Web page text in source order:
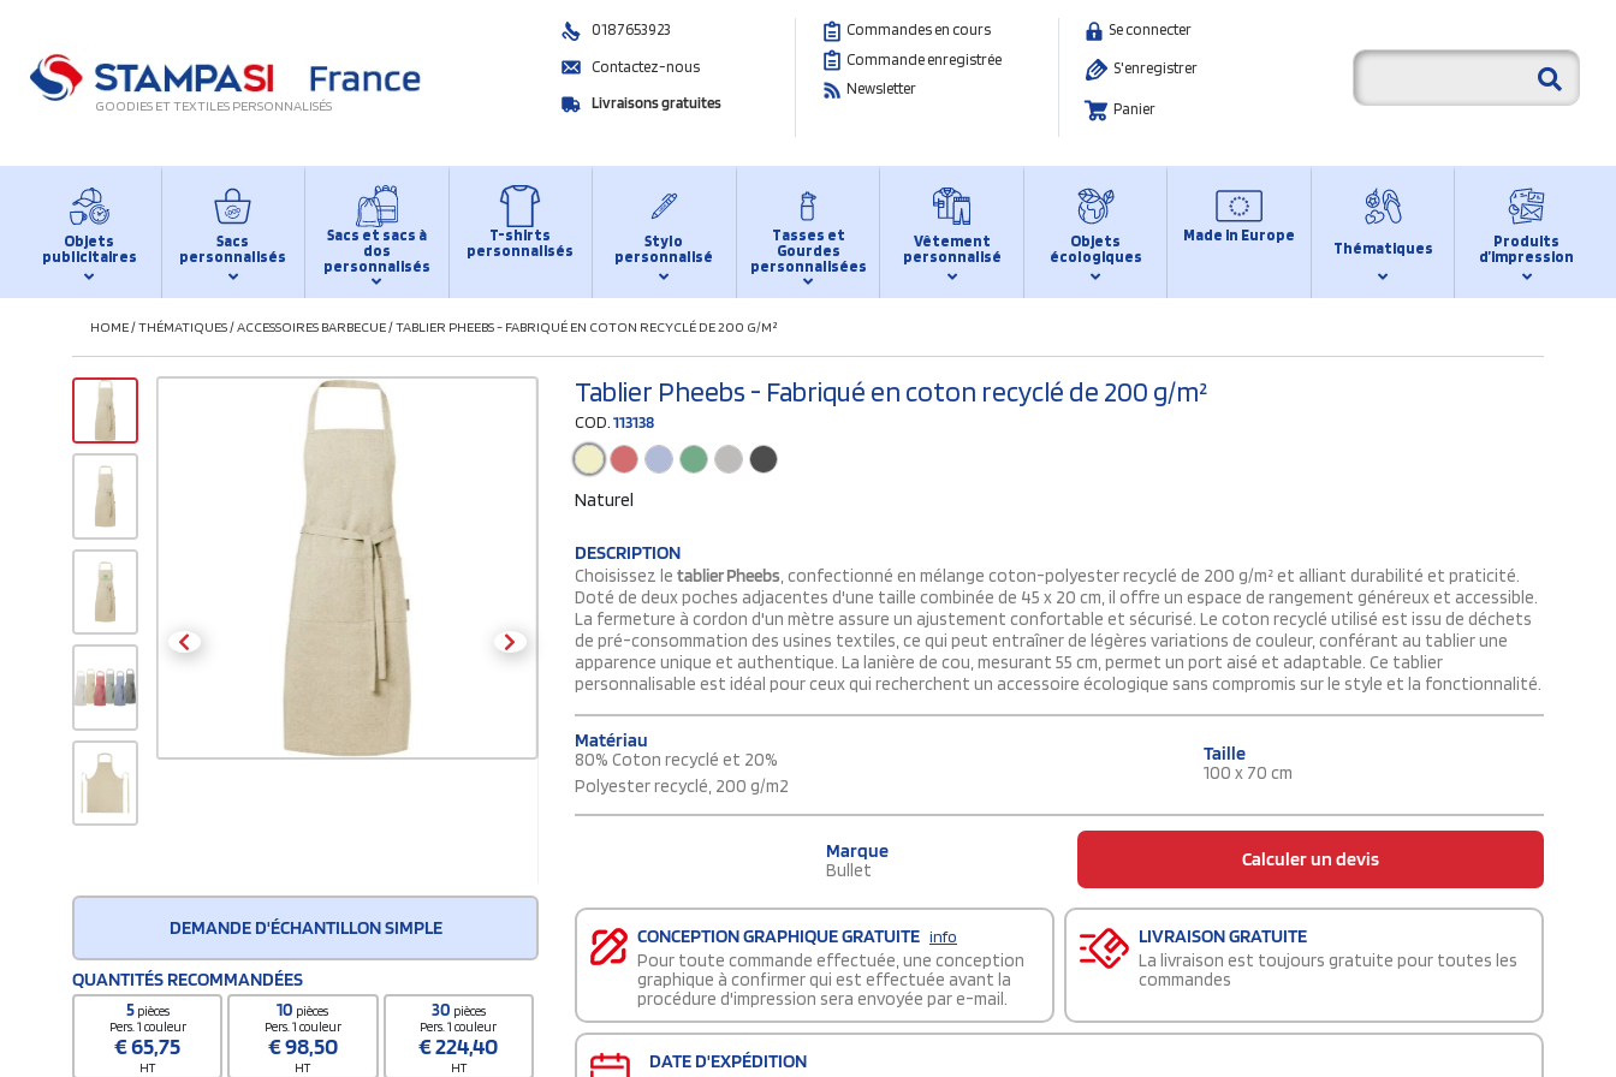
GOODIES ET TEXTILES PERSONNALISÉS
0187653923
Contactez-nous
Livraisons gratuites
Commandes en cours
Commande enregistrée
Newsletter
Se connecter
S'enregistrer
Panier
Objets
publicitaires
Sacs
personnalisés
Sacs et sacs à
dos
personnalisés
T-shirts
personnalisés
Stylo
personnalisé
Tasses et
Gourdes
personnalisées
Vêtement
personnalisé
Objets
écologiques
Made in Europe
Thématiques
Produits
d’impression
HOME/THÉMATIQUES/ACCESSOIRES BARBECUE/TABLIER PHEEBS - FABRIQUÉ EN COTON RECYCLÉ DE 200 G/M²
DEMANDE D'ÉCHANTILLON SIMPLE
QUANTITÉS RECOMMANDÉES
5 pièces
Pers. 1 couleur
€65,75
HT
10 pièces
Pers. 1 couleur
€98,50
HT
30 pièces
Pers. 1 couleur
€224,40
HT
Tablier Pheebs - Fabriqué en coton recyclé de 200 g/m²
COD.113138
Naturel
DESCRIPTION
Choisissez le tablier Pheebs, confectionné en mélange coton-polyester recyclé de 200 g/m² et alliant durabilité et praticité.
Doté de deux poches adjacentes d'une taille combinée de 45 x 20 cm, il offre un espace de rangement généreux et accessible.
La fermeture à cordon d'un mètre assure un ajustement confortable et sécurisé. Le coton recyclé utilisé est issu de déchets
de pré-consommation des usines textiles, ce qui peut entraîner de légères variations de couleur, conférant au tablier une
apparence unique et authentique. La lanière de cou, mesurant 55 cm, permet un port aisé et adaptable. Ce tablier
personnalisable est idéal pour ceux qui recherchent un accessoire écologique sans compromis sur le style et la fonctionnalité.
Matériau
80% Coton recyclé et 20%
Polyester recyclé, 200 g/m2
Taille
100 x 70 cm
Marque
Bullet Calculer un devis
CONCEPTION GRAPHIQUE GRATUITE info
Pour toute commande effectuée, une conception
graphique à confirmer qui est effectuée avant la
procédure d'impression sera envoyée par e-mail.
LIVRAISON GRATUITE
La livraison est toujours gratuite pour toutes les
commandes
DATE D'EXPÉDITION